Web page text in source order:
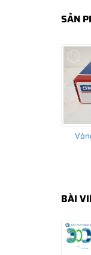
•
•
SẢN
BÀI